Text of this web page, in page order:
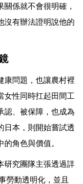
係就不會很明確，
沒有辦法證明說他的
康問題，也讓農村裡
女性同時扛起田間工
認、被保障，也成為
日本，則開始嘗試透
角色與價值。
研究團隊主張透過詳
勞動透明化，並且